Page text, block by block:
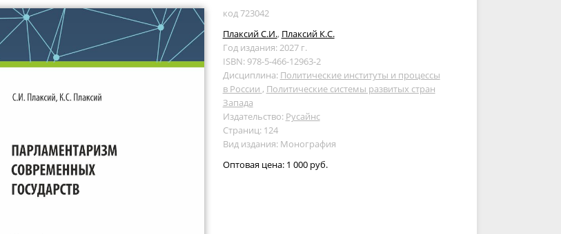
код 723042
Плаксий С.И., Плаксий К.С.
Год издания: 2027 г.
ISBN: 978-5-466-12963-2
Дисциплина: Политические институты и процессы
в России , Политические системы развитых стран
Запада
Издательство: Русайнс
Страниц: 124
Вид издания: Монография
Оптовая цена: 1 000 руб.